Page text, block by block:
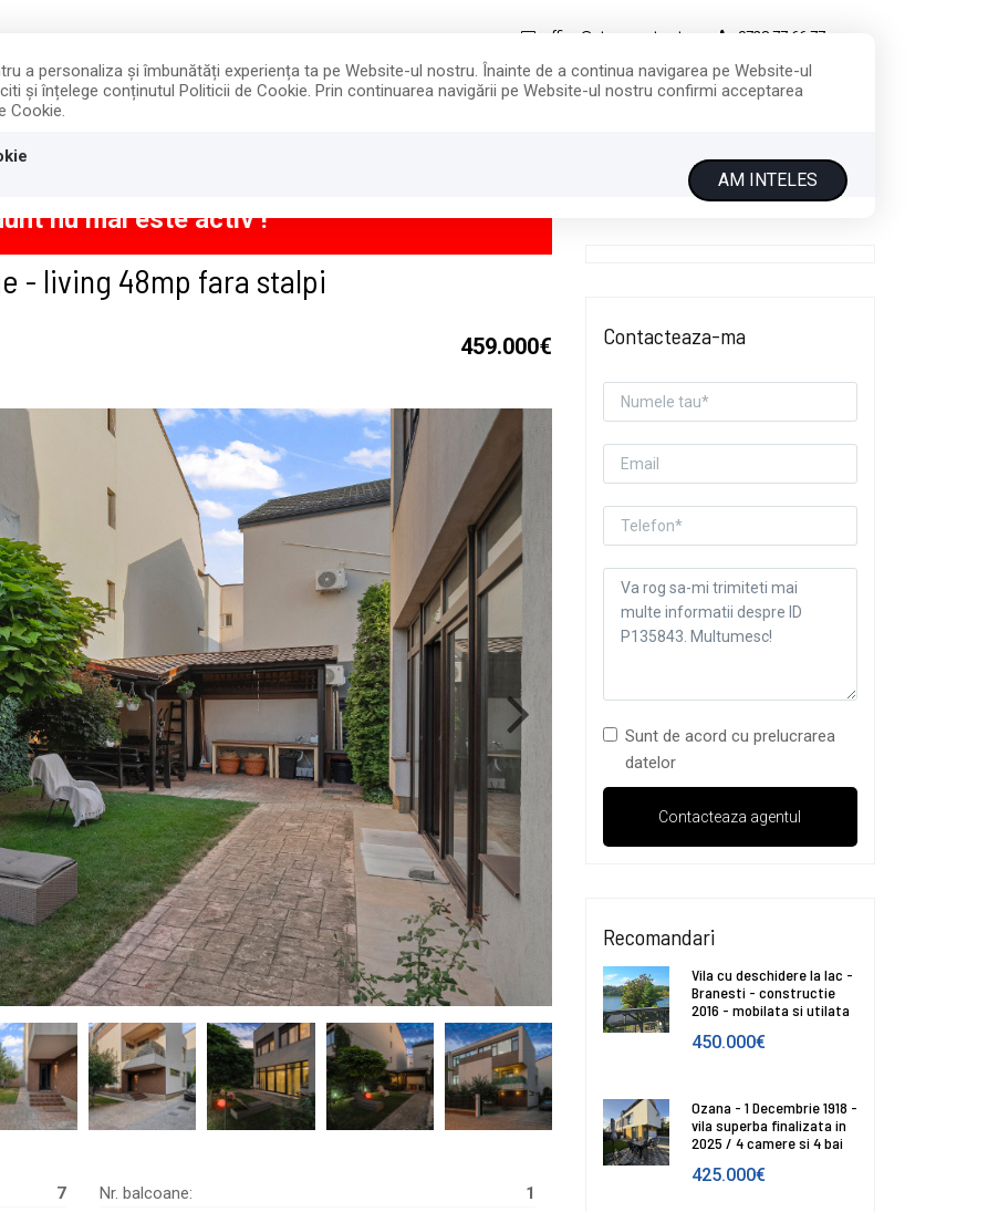
a personaliza și îmbunătăți experiența ta pe Website-ul nostru. Înainte de a continua navigarea pe Website-ul
și înțelege conținutul Politicii de Cookie. Prin continuarea navigării pe Website-ul nostru confirmi acceptarea
Cookie.
AM INTELES
office@star-construct.ro 0728.77.66.77
VANZARI INCHIRIERI DESPRE NOI SERVICII CONTACT
nu mai este activ !
- living 48mp fara stalpi
459.000€
7
Nr. balcoane:
1
Contacteaza-ma
Sunt de acord cu prelucrarea
datelor
Recomandari
Vila cu deschidere la lac -
Branesti - constructie
2016 - mobilata si utilata
450.000€
Ozana - 1 Decembrie 1918 -
vila superba finalizata in
2025 / 4 camere si 4 bai
425.000€